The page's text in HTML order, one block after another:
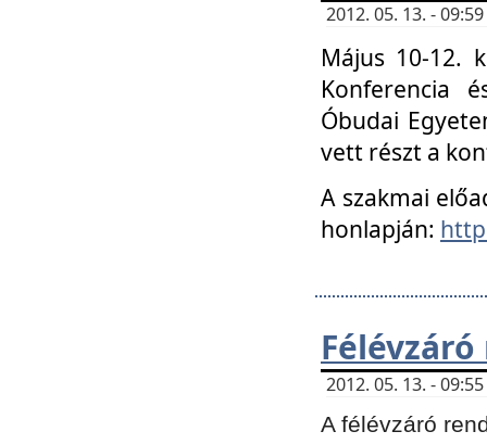
2012. 05. 13. -
Május 10-12.
Konferencia
Óbudai
vett részt a
A szakmai
honlapján:
2012. 05. 13. -
A félévzáró